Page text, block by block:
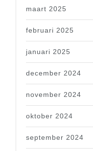
maart 2025
februari 2025
januari 2025
december 2024
november 2024
oktober 2024
september 2024